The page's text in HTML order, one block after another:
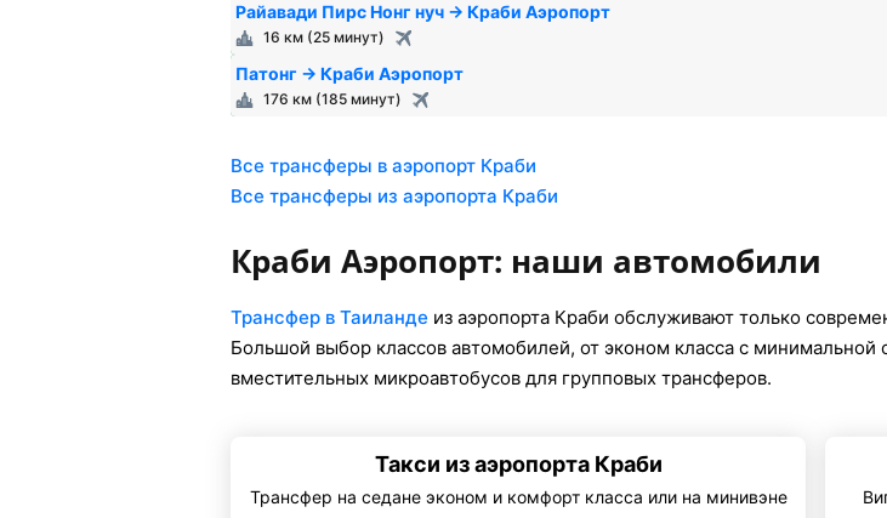
Райавади Пирс Нонг нуч → Краби Аэропорт
16 км (25 минут)
Патонг → Краби Аэропорт
176 км (185 минут)
Все трансферы в аэропорт Краби
Все трансферы из аэропорта Краби
Краби Аэропорт: наши автомобили
Трансфер в Таиланде из аэропорта Краби обслуживают только
Большой выбор классов автомобилей, от эконом класса с
вместительных микроавтобусов для групповых трансферов.
Такси из аэропорта Краби
Трансфер на седане эконом и комфорт класса или на минивэне